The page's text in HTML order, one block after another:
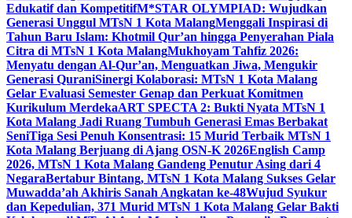
Edukatif dan KompetitifM*STAR OLYMPIAD: Wujudkan
Generasi Unggul MTsN 1 Kota MalangMenggali Inspirasi di
Tahun Baru Islam: Khotmil Qur’an hingga Penyerahan Piala
Citra di MTsN 1 Kota MalangMukhoyam Tahfiz 2026:
Menyatu dengan Al-Qur’an, Menguatkan Jiwa, Mengukir
Generasi QuraniSinergi Kolaborasi: MTsN 1 Kota Malang
Gelar Evaluasi Semester Genap dan Perkuat Komitmen
Kurikulum MerdekaART SPECTA 2: Bukti Nyata MTsN 1
Kota Malang Jadi Ruang Tumbuh Generasi Emas Berbakat
SeniTiga Sesi Penuh Konsentrasi: 15 Murid Terbaik MTsN 1
Kota Malang Berjuang di Ajang OSN-K 2026English Camp
2026, MTsN 1 Kota Malang Gandeng Penutur Asing dari 4
NegaraBertabur Bintang, MTsN 1 Kota Malang Sukses Gelar
Muwadda’ah Akhiris Sanah Angkatan ke-48Wujud Syukur
dan Kepedulian, 371 Murid MTsN 1 Kota Malang Gelar Bakti